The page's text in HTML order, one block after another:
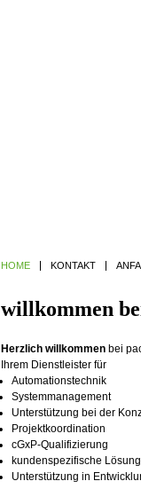
HOME KONTAKT
willkommen
Herzlich willkommen bei
Ihrem Dienstleister für
Automationstechnik
Systemmanagement
Unterstützung bei der
Projektkoordination
cGxP-Qualifizierung
kundenspezifische
Unterstützung in